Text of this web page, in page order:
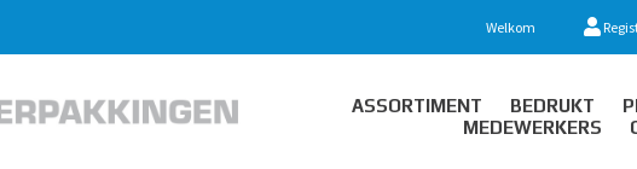
Welkom
ASSORTIMENT BEDRUKT
MEDEWERKERS